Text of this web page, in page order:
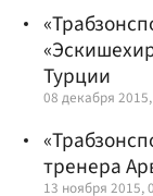
Турции
08 декабря
тренера
13 ноября 2015,